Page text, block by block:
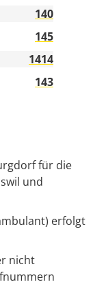
140
145
1414
143
für die
und
erfolgt
nicht